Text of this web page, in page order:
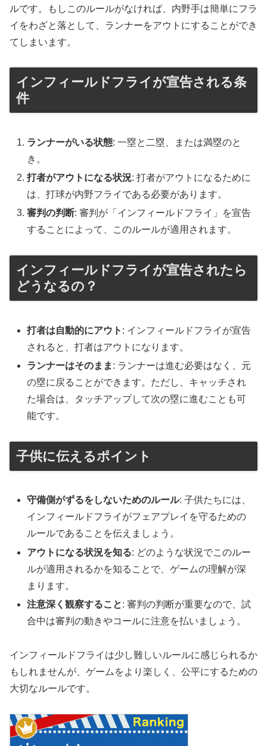
ルです。もしこのルールがなければ、内野手は簡単にフラ
イをわざと落として、ランナーをアウトにすることができ
てしまいます。
インフィールドフライが宣告される条
件
ランナーがいる状態: 一塁と二塁、または満塁のと
き。
打者がアウトになる状況: 打者がアウトになるために
は、打球が内野フライである必要があります。
審判の判断: 審判が「インフィールドフライ」を宣告
することによって、このルールが適用されます。
インフィールドフライが宣告されたら
どうなるの？
打者は自動的にアウト : インフィールドフライが宣告
されると、打者はアウトになります。
ランナーはそのまま : ランナーは進む必要はなく、元
の塁に戻ることができます。ただし、キャッチされ
た場合は、タッチアップして次の塁に進むことも可
能です。
子供に伝えるポイント
守備側がずるをしないためのルール: 子供たちには、
インフィールドフライがフェアプレイを守るための
ルールであることを伝えましょう。
アウトになる状況を知る: どのような状況でこのルー
ルが適用されるかを知ることで、ゲームの理解が深
まります。
注意深く観察すること: 審判の判断が重要なので、試
合中は審判の動きやコールに注意を払いましょう。
インフィールドフライは少し難しいルールに感じられるか
もしれませんが、ゲームをより楽しく、公平にするための
大切なルールです。